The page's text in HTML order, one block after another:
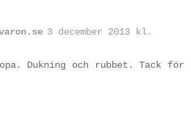
3 december 2013 kl.
Dukning och rubbet. Tack för